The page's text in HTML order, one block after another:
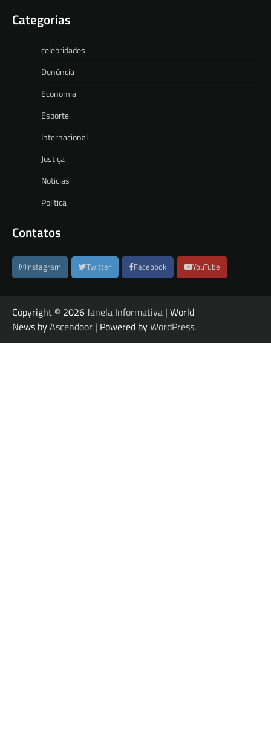
Categorias
celebridades
Denúncia
Economia
Esporte
Internacional
Justiça
Notícias
Política
Contatos
Instagram Twitter Facebook YouTube
Copyright © 2026Janela Informativa | World
News byAscendoor | Powered byWordPress.